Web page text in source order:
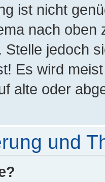
ist nicht
nach oben
jedoch
Es wird
alte oder
und